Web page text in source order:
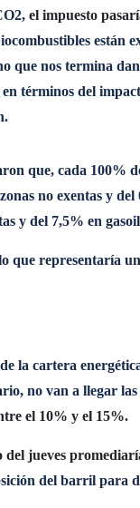
el impuesto
están
que nos termina
términos del
que, cada 100%
no exentas y
y del 7,5% en
que representaría
la cartera
no van a llegar las
el 10% y el 15%.
del jueves
del barril para